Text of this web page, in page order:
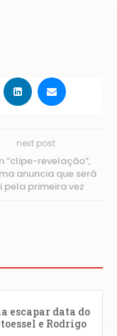
next post
“clipe-revelação”,
anuncia que será
pela primeira vez
escapar data do
e Rodrigo